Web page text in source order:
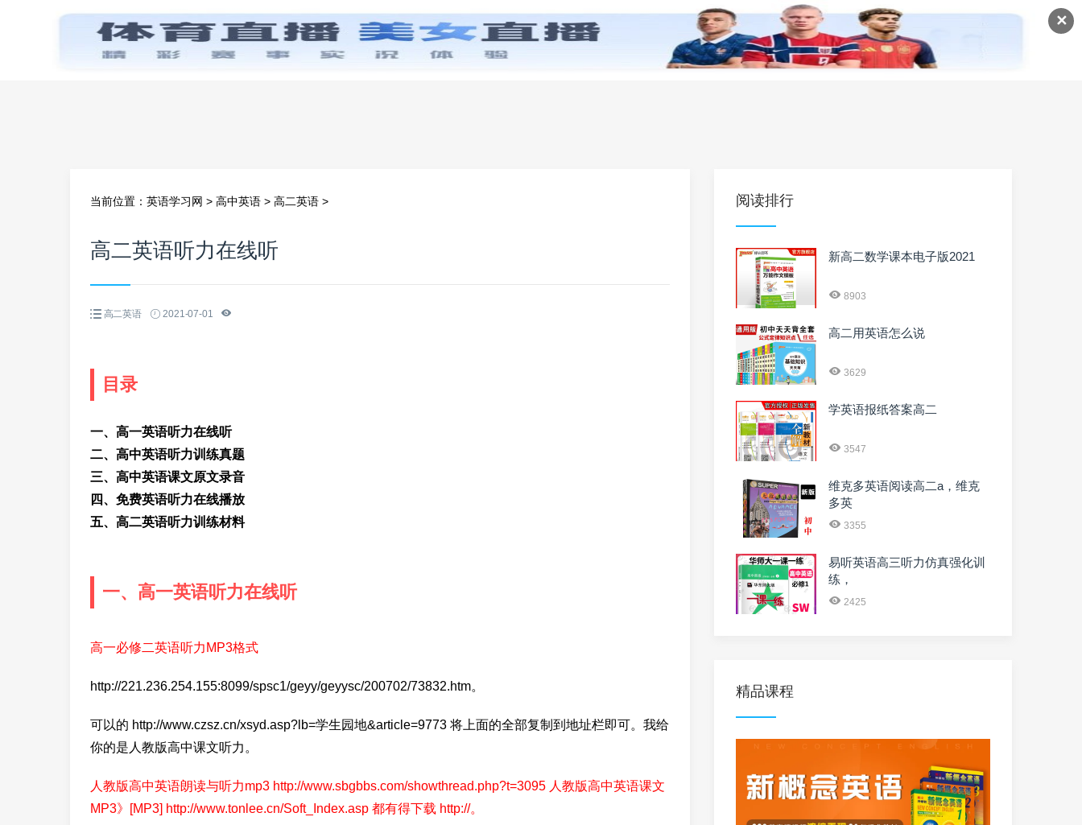
✕
首页 零基础学英语 小学英语 初中英语 高中英语 英语课程 英语资料
当前位置： 英语学习网 > 高中英语 > 高二英语 >
高二英语听力在线听
高二英语 2021-07-01
目录
一、高一英语听力在线听
二、高中英语听力训练真题
三、高中英语课文原文录音
四、免费英语听力在线播放
五、高二英语听力训练材料
一、高一英语听力在线听
高一必修二英语听力MP3格式
http://221.236.254.155:8099/spsc1/geyy/geyysc/200702/73832.htm。
可以的 http://www.czsz.cn/xsyd.asp?lb=学生园地&article=9773 将上面的全部复制到地址栏即可。我给
你的是人教版高中课文听力。
人教版高中英语朗读与听力mp3 http://www.sbgbbs.com/showthread.php?t=3095 人教版高中英语课文
MP3》[MP3] http://www.tonlee.cn/Soft_Index.asp 都有得下载 http://。
阅读排行
新高二数学课本电子版2021
8903
高二用英语怎么说
3629
学英语报纸答案高二
3547
维克多英语阅读高二a，维克
多英
3355
易听英语高三听力仿真强化训
练，
2425
精品课程